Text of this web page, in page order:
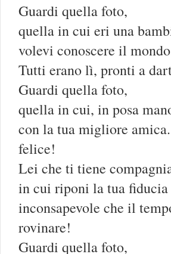
Guardi quella foto,
quella in cui eri una
volevi conoscere il
Tutti erano lì, pronti a
Guardi quella foto,
quella in cui, in posa
con la tua migliore
felice!
Lei che ti tiene
in cui riponi la tua fiducia
inconsapevole che il
rovinare!
Guardi quella foto,